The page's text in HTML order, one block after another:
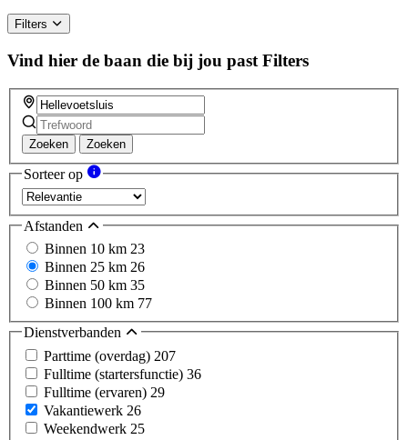
Filters
Vind hier de baan die bij jou past Filters
Zoeken Zoeken
Sorteer op
Afstanden
Binnen 10 km 23
Binnen 25 km 26
Binnen 50 km 35
Binnen 100 km 77
Dienstverbanden
Parttime (overdag) 207
Fulltime (startersfunctie) 36
Fulltime (ervaren) 29
Vakantiewerk 26
Weekendwerk 25